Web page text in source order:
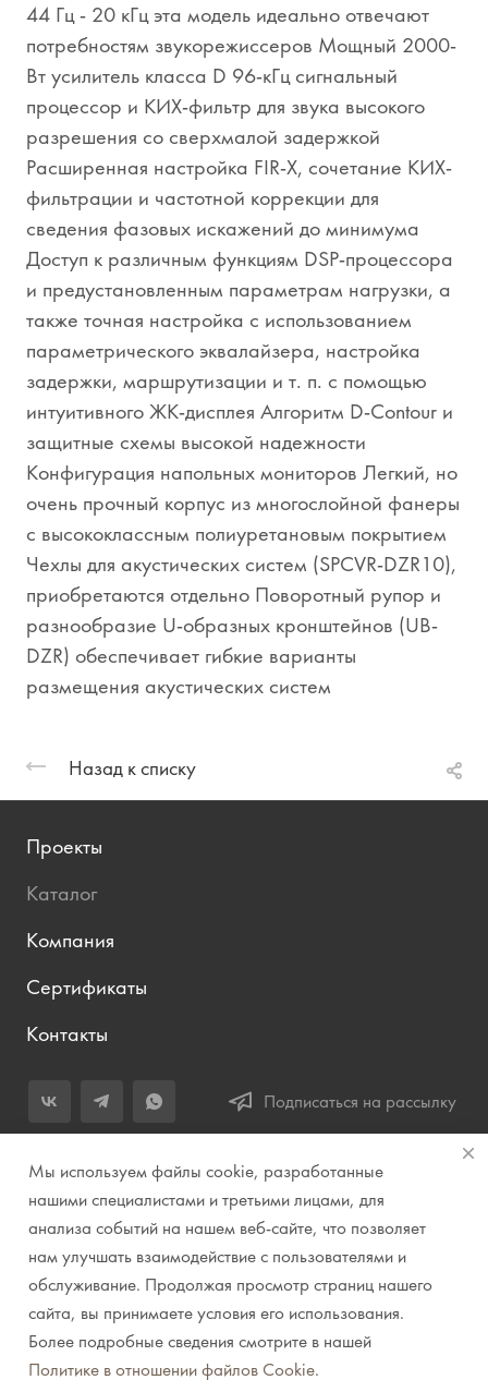
44 Гц - 20 кГц эта модель идеально отвечают
потребностям звукорежиссеров Мощный 2000-
Вт усилитель класса D 96-кГц сигнальный
процессор и КИХ-фильтр для звука высокого
разрешения со сверхмалой задержкой
Расширенная настройка FIR-X, сочетание КИХ-
фильтрации и частотной коррекции для
сведения фазовых искажений до минимума
Доступ к различным функциям DSP-процессора
и предустановленным параметрам нагрузки, а
также точная настройка с использованием
параметрического эквалайзера, настройка
задержки, маршрутизации и т. п. с помощью
интуитивного ЖК-дисплея Алгоритм D-Contour и
защитные схемы высокой надежности
Конфигурация напольных мониторов Легкий, но
очень прочный корпус из многослойной фанеры
с высококлассным полиуретановым покрытием
Чехлы для акустических систем (SPCVR-DZR10),
приобретаются отдельно Поворотный рупор и
разнообразие U-образных кронштейнов (UB-
DZR) обеспечивает гибкие варианты
размещения акустических систем
Назад к списку
Проекты
Каталог
Компания
Сертификаты
Контакты
Подписаться на рассылку
+7 (343) 283-04-11
Заказать звонок
info@prirodazvuka.ru
620144, г. Екатеринбург, ул. Хохрякова, д. 98, салон 27, ТЦ
«Весенний», 2 этаж, Центральный вход с ул. Куйбышева
© 2007-2026 Компания "Природа звука" // Звук. Свет.
Мы используем файлы cookie, разработанные
нашими специалистами и третьими лицами, для
анализа событий на нашем веб-сайте, что позволяет
нам улучшать взаимодействие с пользователями и
обслуживание. Продолжая просмотр страниц нашего
сайта, вы принимаете условия его использования.
Более подробные сведения смотрите в нашей
Политике в отношении файлов Cookie.